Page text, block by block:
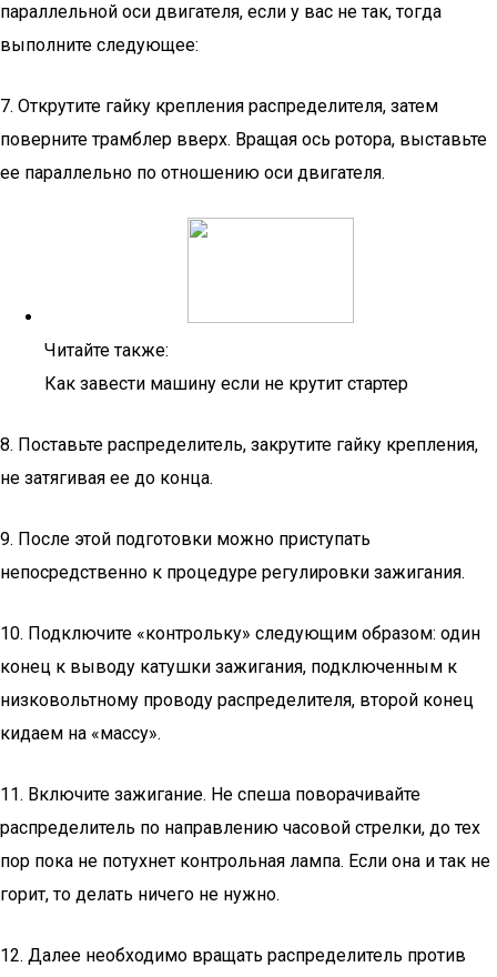
параллельной оси двигателя, если у вас не так, тогда
выполните следующее:
7. Открутите гайку крепления распределителя, затем
поверните трамблер вверх. Вращая ось ротора, выставьте
ее параллельно по отношению оси двигателя.
Читайте также:
Как завести машину если не крутит стартер
8. Поставьте распределитель, закрутите гайку крепления,
не затягивая ее до конца.
9. После этой подготовки можно приступать
непосредственно к процедуре регулировки зажигания.
10. Подключите «контрольку» следующим образом: один
конец к выводу катушки зажигания, подключенным к
низковольтному проводу распределителя, второй конец
кидаем на «массу».
11. Включите зажигание. Не спеша поворачивайте
распределитель по направлению часовой стрелки, до тех
пор пока не потухнет контрольная лампа. Если она и так не
горит, то делать ничего не нужно.
12. Далее необходимо вращать распределитель против